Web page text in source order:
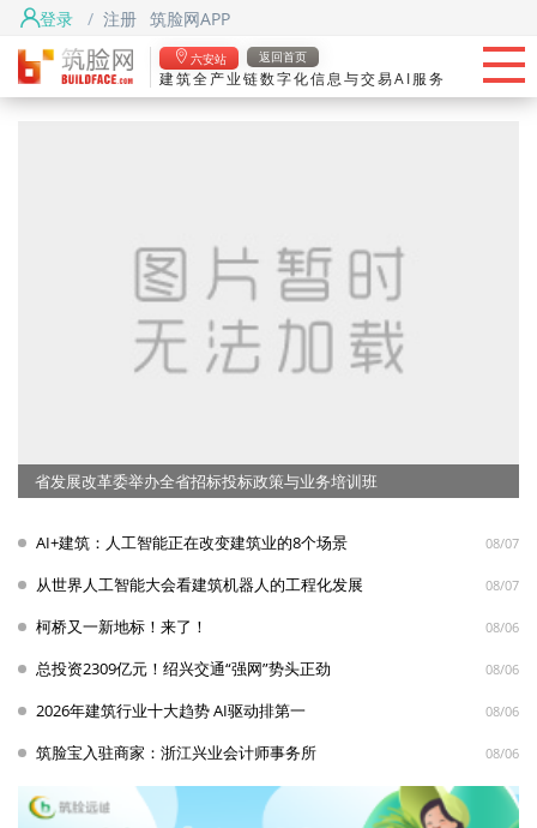
登录 / 注册 筑脸网APP
六安站 返回首页
建筑全产业链数字化信息与交易AI服务
头条
筑脸吧
省发展改革委举办全省招标投标政策与业务培训班
AI+建筑：人工智能正在改变建筑业的8个场景 08/07
从世界人工智能大会看建筑机器人的工程化发展 08/07
柯桥又一新地标！来了！ 08/06
总投资2309亿元！绍兴交通“强网”势头正劲 08/06
2026年建筑行业十大趋势 AI驱动排第一 08/06
筑脸宝入驻商家：浙江兴业会计师事务所 08/06